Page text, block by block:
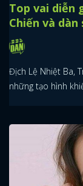
Top vai diễn
Chiến và dàn
Địch Lệ Nhiệt Ba,
những tạo hình